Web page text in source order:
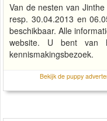
Van de nesten van
resp. 30.04.2013 en
beschikbaar. Alle
website. U bent van
kennismakingsbezoek.
Bekijk de puppy